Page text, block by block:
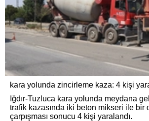
kara yolunda zincirleme kaza: 4 kişi
Iğdır-Tuzluca kara yolunda meydana
trafik kazasında iki beton mikseri ile bir
çarpışması sonucu 4 kişi yaralandı.